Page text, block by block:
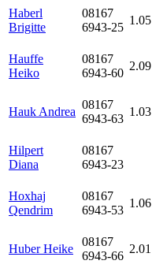
Haberl
Brigitte
08167
6943-25
1.05
Hauffe
Heiko
08167
6943-60
2.09
Hauk Andrea
08167
6943-63
1.03
Hilpert
Diana
08167
6943-23
Hoxhaj
Qendrim
08167
6943-53
1.06
Huber Heike
08167
6943-66
2.01